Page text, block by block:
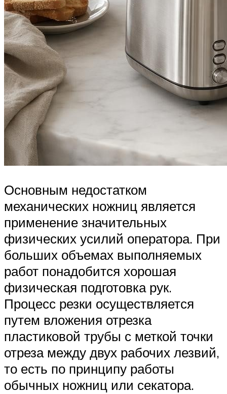
Основным недостатком
механических ножниц является
применение значительных
физических усилий оператора. При
больших объемах выполняемых
работ понадобится хорошая
физическая подготовка рук.
Процесс резки осуществляется
путем вложения отрезка
пластиковой трубы с меткой точки
отреза между двух рабочих лезвий,
то есть по принципу работы
обычных ножниц или секатора.